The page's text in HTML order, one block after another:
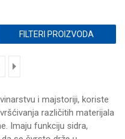
FILTERI PROIZVODA
i majstoriji, koriste
različitih materijala
Imaju funkciju sidra,